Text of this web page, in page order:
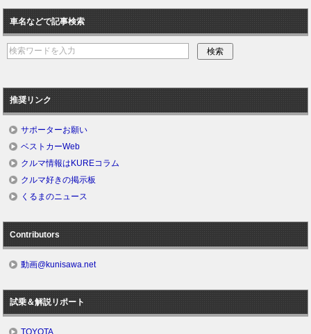
車名などで記事検索
推奨リンク
サポーターお願い
ベストカーWeb
クルマ情報はKUREコラム
クルマ好きの掲示板
くるまのニュース
Contributors
動画@kunisawa.net
試乗＆解説リポート
TOYOTA